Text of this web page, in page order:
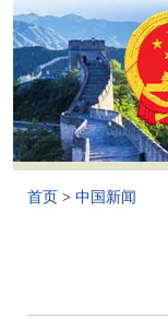
首页 > 中国新闻